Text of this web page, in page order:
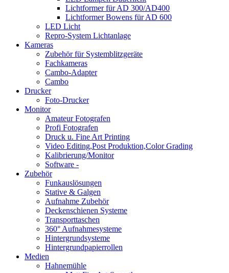
Lichtformer für AD 300/AD400
Lichtformer Bowens für AD 600
LED Licht
Repro-System Lichtanlage
Kameras
Zubehör für Systemblitzgeräte
Fachkameras
Cambo-Adapter
Cambo
Drucker
Foto-Drucker
Monitor
Amateur Fotografen
Profi Fotografen
Druck u. Fine Art Printing
Video Editing,Post Produktion,Color Grading
Kalibrierung/Monitor
Software -
Zubehör
Funkauslösungen
Stative & Galgen
Aufnahme Zubehör
Deckenschienen Systeme
Transporttaschen
360° Aufnahmesysteme
Hintergrundsysteme
Hintergrundpapierrollen
Medien
Hahnemühle